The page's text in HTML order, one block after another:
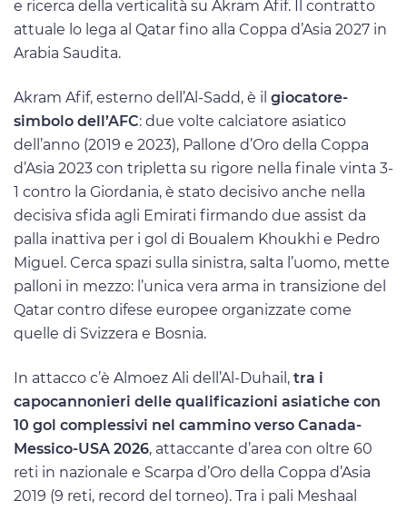
e ricerca della verticalità su Akram Afif. Il contratto
attuale lo lega al Qatar fino alla Coppa d’Asia 2027 in
Arabia Saudita.
Akram Afif, esterno dell’Al-Sadd, è il giocatore-
simbolo dell’AFC: due volte calciatore asiatico
dell’anno (2019 e 2023), Pallone d’Oro della Coppa
d’Asia 2023 con tripletta su rigore nella finale vinta 3-
1 contro la Giordania, è stato decisivo anche nella
decisiva sfida agli Emirati firmando due assist da
palla inattiva per i gol di Boualem Khoukhi e Pedro
Miguel. Cerca spazi sulla sinistra, salta l’uomo, mette
palloni in mezzo: l’unica vera arma in transizione del
Qatar contro difese europee organizzate come
quelle di Svizzera e Bosnia.
In attacco c’è Almoez Ali dell’Al-Duhail, tra i
capocannonieri delle qualificazioni asiatiche con
10 gol complessivi nel cammino verso Canada-
Messico-USA 2026, attaccante d’area con oltre 60
reti in nazionale e Scarpa d’Oro della Coppa d’Asia
2019 (9 reti, record del torneo). Tra i pali Meshaal